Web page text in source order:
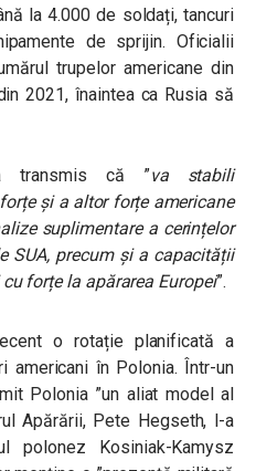
la 4.000 de soldați, tancuri
de sprijin. Oficialii
trupelor americane din
2021, înaintea ca Rusia să
a transmis că ”va stabili
și a altor forțe americane
suplimentare a cerințelor
SUA, precum și a capacității
forțe la apărarea Europei”.
o rotație planificată a
americani în Polonia. Într-un
Polonia ”un aliat model al
Apărării, Pete Hegseth, l-a
polonez Kosiniak-Kamysz